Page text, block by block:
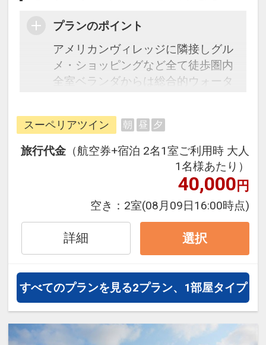
プランのポイント
アメリカンヴィレッジに隣接しグル
メ・ショッピングなど全て徒歩圏内
全室ベランダからは総合的ウォータ
リーナが見渡せます
お部屋ごとに違う壁は明るさを重視
した色合いで、女性やお子様に喜ば
れるホテルづくりを目指しています
女性のお客様へフロントにて乳液な
どのスキンケア用品をプレゼントし
ておりますチェックイン時にお申し
出ください
乳幼児連れのお客様へは【紙おむつ
5枚・キューブミルク1本（5個入
り）・おしり拭き（滞在中1ｹ）を1
セットにして泊数分プレゼントいた
します（最大3泊まで）
スーペリアツイン 朝 昼 夕
旅行代金 （航空券+宿泊 2名1室ご利用時 大人
1名様あたり）
40,000円
空き： 2室(08月09日16:00時点)
詳細 選択
すべてのプランを見る2プラン、1部屋タイプ